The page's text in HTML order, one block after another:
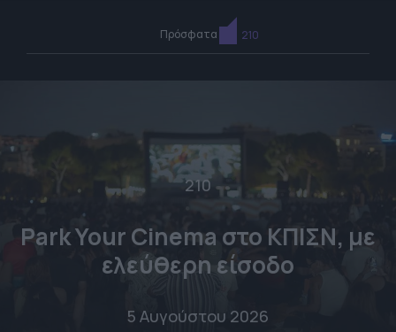
Πρόσφατα 210
210
Park Your Cinema στο ΚΠΙΣΝ, με
ελεύθερη είσοδο
5 Αυγούστου 2026